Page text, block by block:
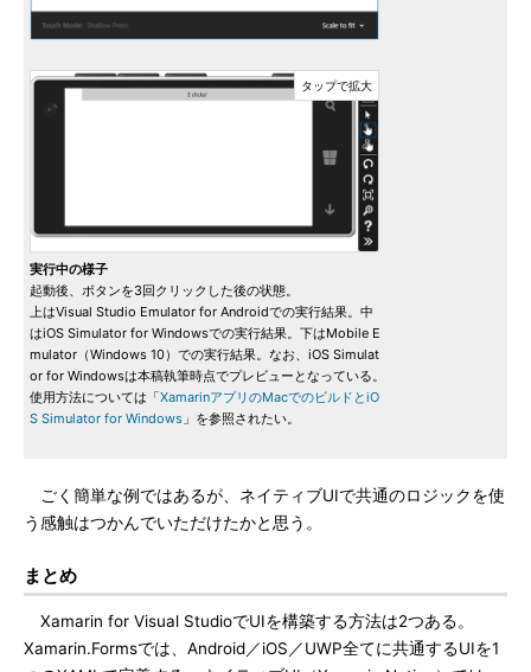
実行中の様子
起動後、ボタンを3回クリックした後の状態。
上はVisual Studio Emulator for Androidでの実行結果。中
はiOS Simulator for Windowsでの実行結果。下はMobile E
mulator（Windows 10）での実行結果。なお、iOS Simulat
or for Windowsは本稿執筆時点でプレビューとなっている。
使用方法については「XamarinアプリのMacでのビルドとiO
S Simulator for Windows 」を参照されたい。
ごく簡単な例ではあるが、ネイティブUIで共通のロジックを使
う感触はつかんでいただけたかと思う。
まとめ
Xamarin for Visual StudioでUIを構築する方法は2つある。
Xamarin.Formsでは、Android／iOS／UWP全てに共通するUIを1